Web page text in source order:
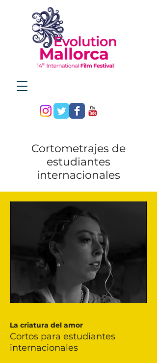
Cortometrajes de
estudiantes
internacionales
La criatura del amor
Cortos para estudiantes
internacionales